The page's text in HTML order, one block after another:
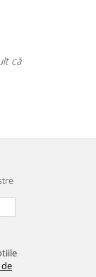
că